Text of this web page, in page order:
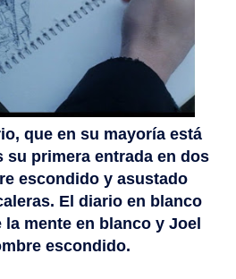
que en su mayoría está
su primera entrada en dos
escondido y asustado
El diario en blanco
mente en blanco y Joel
escondido.